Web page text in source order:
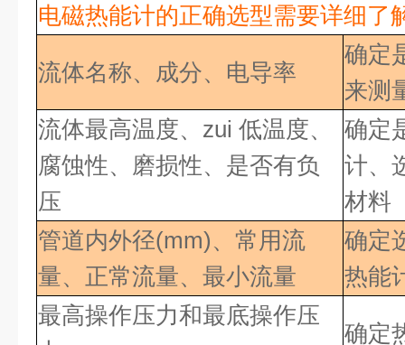
电磁热能计的正确选型需要详细了
流体名称、成分、电导率
确定
来测
流体最高温度、 zui 低温度、
腐蚀性、磨损性、是否有负
压
确定
计、
材料
管道内外径(mm)、常用流
量、正常流量、最小流量
确定
热能
最高操作压力和最底操作压
确定